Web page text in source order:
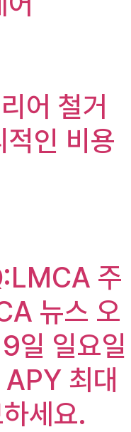
어 철거
인 비용
주
뉴스 오
일 일요일
최대
세요.